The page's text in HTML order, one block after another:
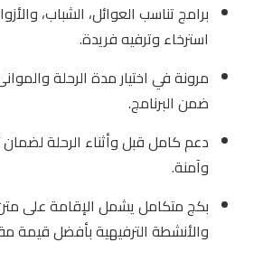
برامج تناسب العوائل، الشباب،
استرخاء وترفيه فريدة.
مرونة في اختيار مدة الرحلة
ضمن البرنامج.
دعم كامل قبل وأثناء الرحلة
وآمنة.
بكج متكامل يشمل الإقامة على متن
والأنشطة الترفيهية بأفضل قيمة